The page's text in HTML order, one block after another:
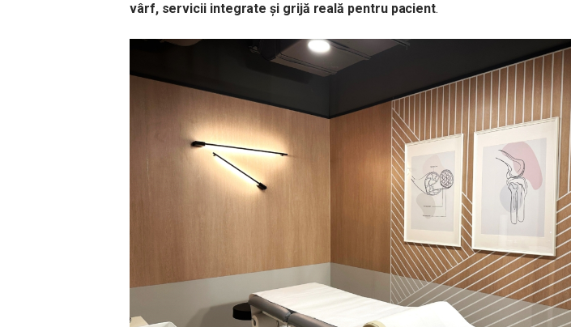
vârf, servicii integrate și grijă reală pentru pacient.